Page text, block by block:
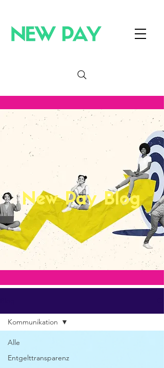
New Pay Blog
Alle
Entgelttransparenz
Kommunikation